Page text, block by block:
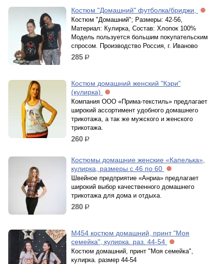
Костюм "Домашний" футболка/бриджи,
Костюм "Домашний"; Размеры: 42-56,
Материал: Кулирка, Состав: Хлопок 100%
Модель пользуется большим покупательским
спросом. Производство Россия, г. Иваново
285 р.
Костюм домашний женский "Кэри"
(кулирка)
Компания ООО «Прима-текстиль» предлагает
широкий ассортимент удобного домашнего
трикотажа, а так же мужского и женского
трикотажа.
260 р.
Костюмы домашние женские «Капелька»,
кулирка, размеры с 46 по 60
Швейное предприятие «Анриа» предлагает
широкий выбор качественного домашнего
трикотажа для дома и отдыха.
280 р.
М454 костюм домашний, принт "Моя
семейка", кулирка. раз. 44-54
Костюм домашний, принт "Моя семейка",
кулирка. размер 44-54